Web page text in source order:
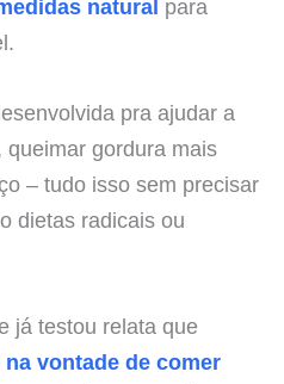
natural para
pra ajudar a
gordura mais
– tudo isso sem precisar
dietas radicais ou
já testou relata que
na vontade de comer